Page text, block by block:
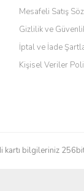
Mesafeli Satış
Gizlilik ve
İptal ve İade
Kişisel Veriler
kartı bilgileriniz